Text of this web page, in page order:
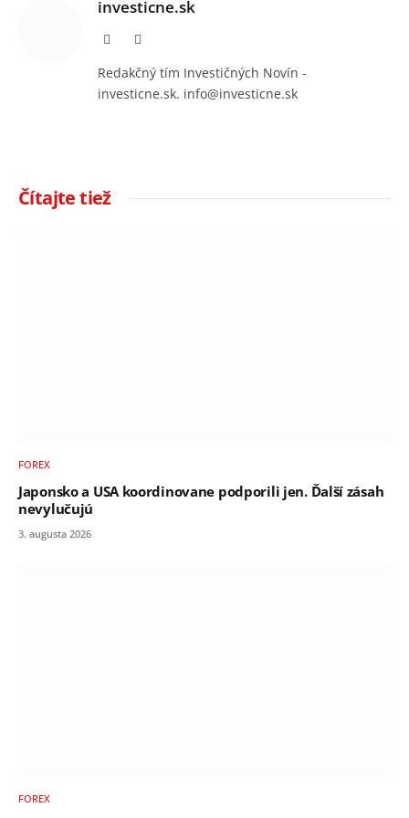
investicne.sk
Facebook
Redakčný tím Investičných Novín -
investicne.sk. info@investicne.sk
Čítajte tiež
FOREX
Japonsko a USA koordinovane podporili jen. Ďalší zásah
nevylučujú
3. augusta 2026
FOREX